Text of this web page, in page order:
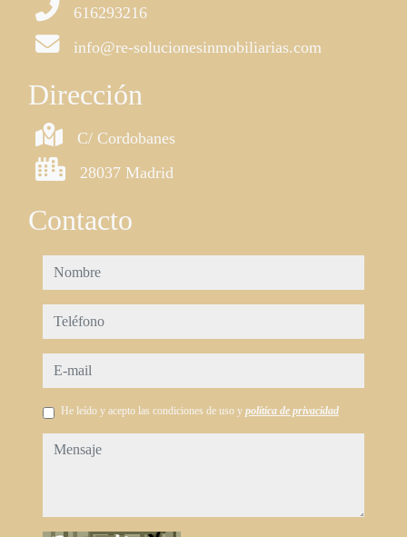
616293216
info@re-solucionesinmobiliarias.com
Dirección
C/ Cordobanes
28037 Madrid
Contacto
nombre
teléfono
e-mail
He leído y acepto las condiciones de uso y política de privacidad
mensaje